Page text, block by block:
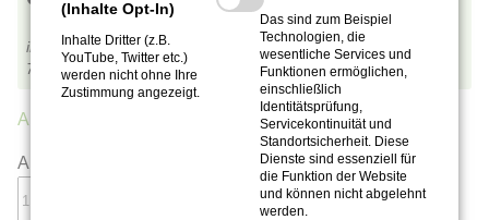
inkl. MwSt.,zzgl. Versandkosten
7,42 €pro 100 g
Auf Lager.
Anzahl:
(Inhalte Opt-In)
Inhalte Dritter (z.B.
YouTube, Twitter etc.)
werden nicht ohne Ihre
Zustimmung angezeigt.
Das sind zum Beispiel
Technologien, die
wesentliche Services und
Funktionen ermöglichen,
einschließlich
Identitätsprüfung,
Servicekontinuität und
Standortsicherheit. Diese
Dienste sind essenziell für
die Funktion der Website
und können nicht abgelehnt
werden.